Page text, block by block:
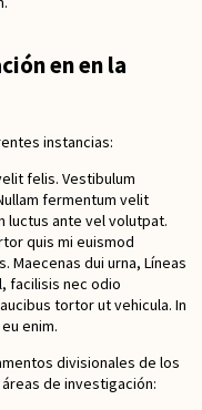
en en la
instancias:
felis. Vestibulum
fermentum velit
luctus ante vel volutpat.
quis mi euismod
Maecenas dui urna, Líneas
facilisis nec odio
tortor ut vehicula. In
enim.
divisionales de los
de investigación: